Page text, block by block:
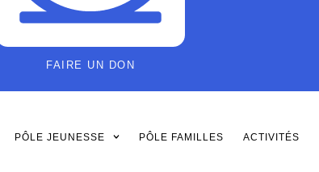
FAIRE UN DON
PÔLE JEUNESSE PÔLE FAMILLES ACTIVITÉS